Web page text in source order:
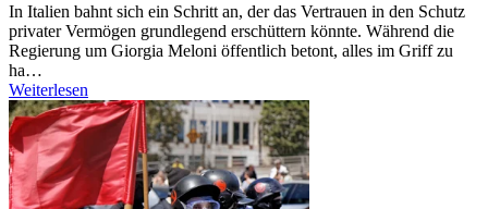
In Italien bahnt sich ein Schritt an, der das Vertrauen in den Schutz
privater Vermögen grundlegend erschüttern könnte. Während die
Regierung um Giorgia Meloni öffentlich betont, alles im Griff zu
ha…
Weiterlesen